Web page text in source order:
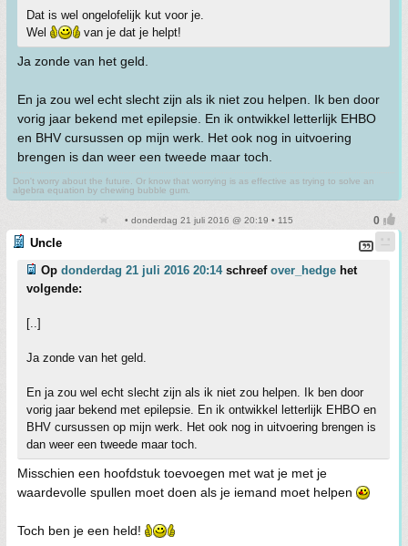
Dat is wel ongelofelijk kut voor je.
Wel
van je dat je helpt!
Ja zonde van het geld.
En ja zou wel echt slecht zijn als ik niet zou helpen. Ik ben door
vorig jaar bekend met epilepsie. En ik ontwikkel letterlijk EHBO
en BHV cursussen op mijn werk. Het ook nog in uitvoering
brengen is dan weer een tweede maar toch.
Don't worry about the future. Or know that worrying is as effective as trying to solve an
algebra equation by chewing bubble gum.
• donderdag 21 juli 2016 @ 20:19 • 115
Uncle
Op donderdag 21 juli 2016 20:14schreef over_hedge het
volgende:
[..]
Ja zonde van het geld.
En ja zou wel echt slecht zijn als ik niet zou helpen. Ik ben door
vorig jaar bekend met epilepsie. En ik ontwikkel letterlijk EHBO en
BHV cursussen op mijn werk. Het ook nog in uitvoering brengen is
dan weer een tweede maar toch.
Misschien een hoofdstuk toevoegen met wat je met je
waardevolle spullen moet doen als je iemand moet helpen
Toch ben je een held!